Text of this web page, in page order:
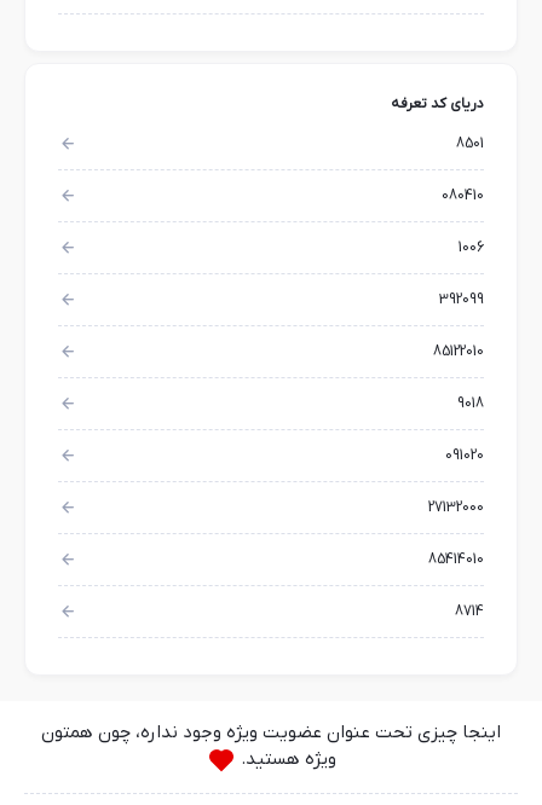
دریای کد تعرفه
8501
080410
1006
392099
85122010
9018
091020
27132000
85414010
8714
اینجا چیزی تحت عنوان عضویت ویژه وجود نداره، چون همتون
ویژه هستید.